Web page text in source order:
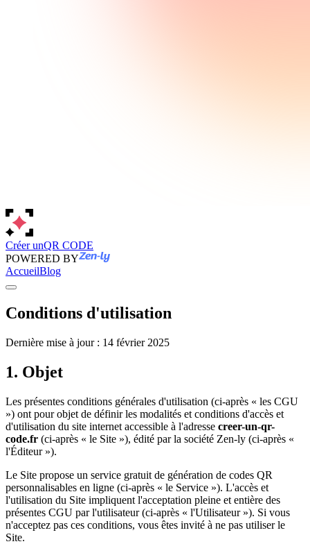
Créer unQR CODE
POWERED BY
AccueilBlog
Conditions d'utilisation
Dernière mise à jour : 14 février 2025
1. Objet
Les présentes conditions générales d'utilisation (ci-après « les CGU
») ont pour objet de définir les modalités et conditions d'accès et
d'utilisation du site internet accessible à l'adresse creer-un-qr-
code.fr (ci-après « le Site »), édité par la société Zen-ly (ci-après «
l'Éditeur »).
Le Site propose un service gratuit de génération de codes QR
personnalisables en ligne (ci-après « le Service »). L'accès et
l'utilisation du Site impliquent l'acceptation pleine et entière des
présentes CGU par l'utilisateur (ci-après « l'Utilisateur »). Si vous
n'acceptez pas ces conditions, vous êtes invité à ne pas utiliser le
Site.